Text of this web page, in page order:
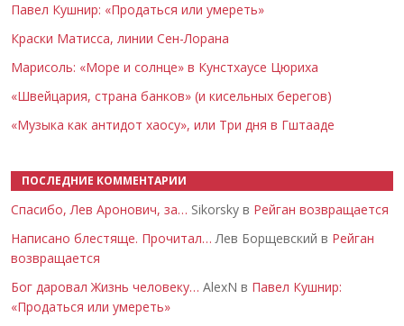
Павел Кушнир: «Продаться или умереть»
Краски Матисса, линии Сен-Лорана
Марисоль: «Море и солнце» в Кунстхаусе Цюриха
«Швейцария, страна банков» (и кисельных берегов)
«Музыка как антидот хаосу», или Три дня в Гштааде
ПОСЛЕДНИЕ КОММЕНТАРИИ
Спасибо, Лев Аронович, за… Sikorsky в Рейган возвращается
Написано блестяще. Прочитал… Лев Борщевский в Рейган
возвращается
Бог даровал Жизнь человеку… AlexN в Павел Кушнир:
«Продаться или умереть»